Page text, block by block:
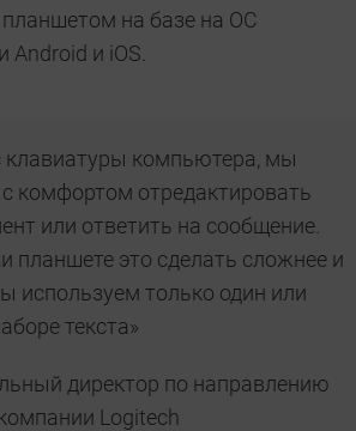
на базе на ОС
Android и iOS.
клавиатуры компьютера, мы
комфортом отредактировать
или ответить на сообщение.
планшете это сделать сложнее и
используем только один или
текста»
директор по направлению
Logitech